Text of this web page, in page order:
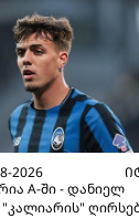
2026
A-ში - დანიელ